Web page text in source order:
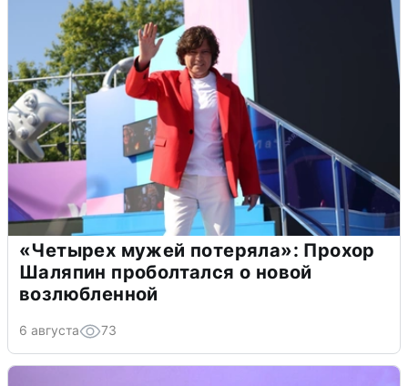
«Четырех мужей потеряла»: Прохор
Шаляпин проболтался о новой
возлюбленной
6 августа 73